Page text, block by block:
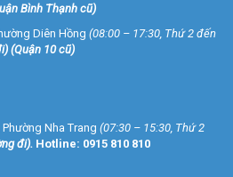
Bình Thạnh cũ)
Diên Hồng (08:00 – 17:30, Thứ 2 đến
) (Quận 10 cũ)
Nha Trang (07:30 – 15:30, Thứ 2
đi). Hotline: 0915 810 810